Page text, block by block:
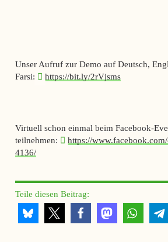
Unser Aufruf zur Demo auf Deutsch,
Farsi:
https://bit.ly/2rVjsms
Virtuell schon einmal beim Facebook-
teilnehmen:
https://
4136/
Teile diesen Beitrag: